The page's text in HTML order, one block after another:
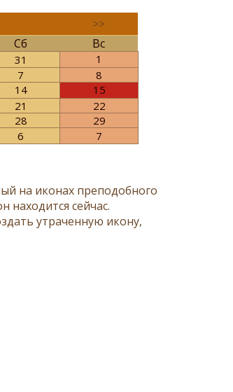
>>
Сб Вс
31
1
7
8
14
15
21
22
28
29
6 7
на иконах преподобного
находится сейчас.
утраченную икону,